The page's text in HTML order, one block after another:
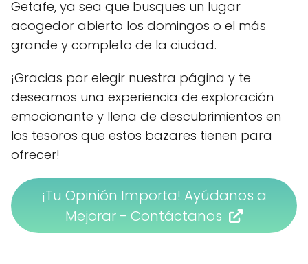
Getafe, ya sea que busques un lugar
acogedor abierto los domingos o el más
grande y completo de la ciudad.
¡Gracias por elegir nuestra página y te
deseamos una experiencia de exploración
emocionante y llena de descubrimientos en
los tesoros que estos bazares tienen para
ofrecer!
¡Tu Opinión Importa! Ayúdanos a
Mejorar - Contáctanos